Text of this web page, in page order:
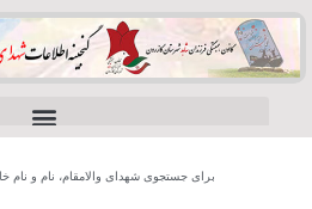
برای جستجوی شهدای والامقام، نام و نام